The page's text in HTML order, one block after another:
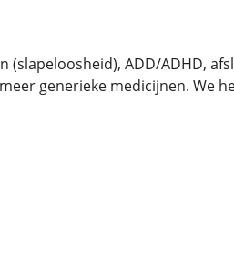
ADD/ADHD,
generieke medicijnen. We